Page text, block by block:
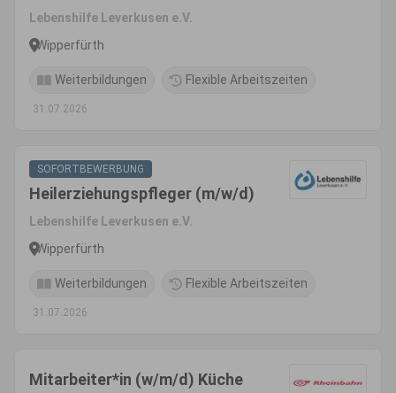
Lebenshilfe Leverkusen e.V.
Wipperfürth
Weiterbildungen Flexible Arbeitszeiten
31.07.2026
SOFORTBEWERBUNG
Heilerziehungspfleger (m/w/d)
Lebenshilfe Leverkusen e.V.
Wipperfürth
Weiterbildungen Flexible Arbeitszeiten
31.07.2026
Mitarbeiter*in (w/m/d) Küche